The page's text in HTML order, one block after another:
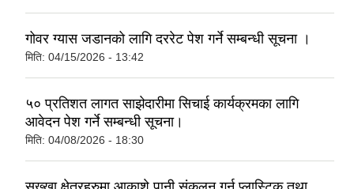
गोवर ग्यास जडानको लागि दररेट पेश गर्ने सम्बन्धी सूचना ।
मिति: 04/15/2026 - 13:42
५० प्रतिशत लागत साझेदारीमा सिचाई कार्यक्रमका लागि
आवेदन पेश गर्ने सम्बन्धी सूचना।
मिति: 04/08/2026 - 18:30